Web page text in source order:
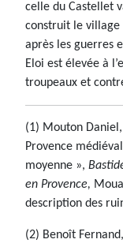
celle du Castellet
construit le village
après les guerres
Eloi est élevée à
troupeaux et
(1) Mouton
Provence
moyenne »,
en Provence,
description des
(2) Benoît Fernand,